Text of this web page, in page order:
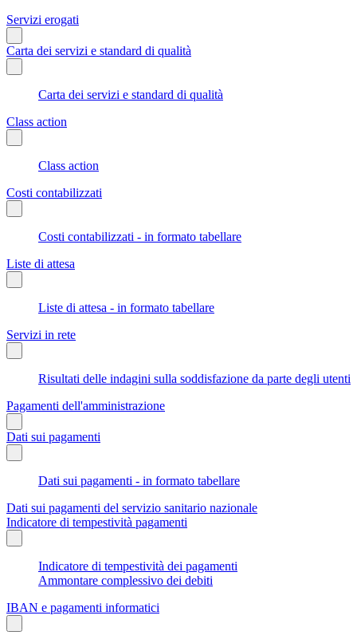
Servizi erogati
Carta dei servizi e standard di qualità
Carta dei servizi e standard di qualità
Class action
Class action
Costi contabilizzati
Costi contabilizzati - in formato tabellare
Liste di attesa
Liste di attesa - in formato tabellare
Servizi in rete
Risultati delle indagini sulla soddisfazione da parte degli utenti
Pagamenti dell'amministrazione
Dati sui pagamenti
Dati sui pagamenti - in formato tabellare
Dati sui pagamenti del servizio sanitario nazionale
Indicatore di tempestività pagamenti
Indicatore di tempestività dei pagamenti
Ammontare complessivo dei debiti
IBAN e pagamenti informatici